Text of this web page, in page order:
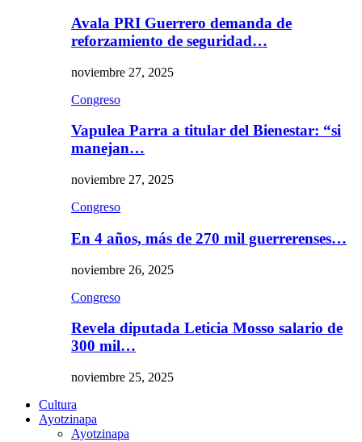
Avala PRI Guerrero demanda de
reforzamiento de seguridad…
noviembre 27, 2025
Congreso
Vapulea Parra a titular del Bienestar: “si
manejan…
noviembre 27, 2025
Congreso
En 4 años, más de 270 mil guerrerenses…
noviembre 26, 2025
Congreso
Revela diputada Leticia Mosso salario de
300 mil…
noviembre 25, 2025
Cultura
Ayotzinapa
Ayotzinapa